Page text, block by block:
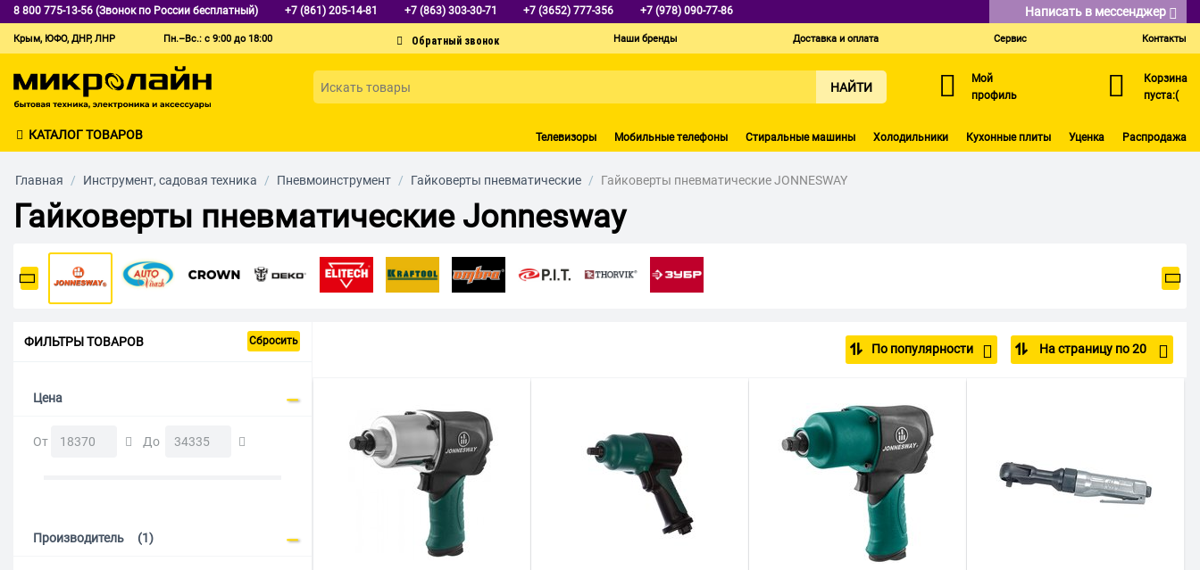
8 800 775-13-56 (Звонок по России бесплатный) +7 (861) 205-14-81 +7 (863) 303-30-71 +7 (3652) 777-356 +7 (978) 090-77-86 Написать в мессенджер
Крым, ЮФО, ДНР, ЛНР Пн.–Вс.: с 9:00 до 18:00 Наши бренды Доставка и оплата Сервис Контакты
НАЙТИ
Мой
профиль
Корзина
пуста:(
КАТАЛОГ ТОВАРОВ Телевизоры Мобильные телефоны Стиральные машины Холодильники Кухонные плиты Уценка Распродажа
Главная / Инструмент, садовая техника / Пневмоинструмент / Гайковерты пневматические / Гайковерты пневматические JONNESWAY
Гайковерты пневматические Jonnesway
ФИЛЬТРЫ ТОВАРОВ Сбросить
Цена
От До
Производитель (1)
По популярности На страницу по 20